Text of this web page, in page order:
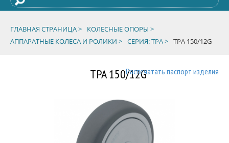
ГЛАВНАЯ СТРАНИЦА >
КОЛЕСНЫЕ ОПОРЫ >
АППАРАТНЫЕ КОЛЕСА И РОЛИКИ > СЕРИЯ: TPA > TPA 150/12G
TPA 150/12GРаспечатать паспорт изделия